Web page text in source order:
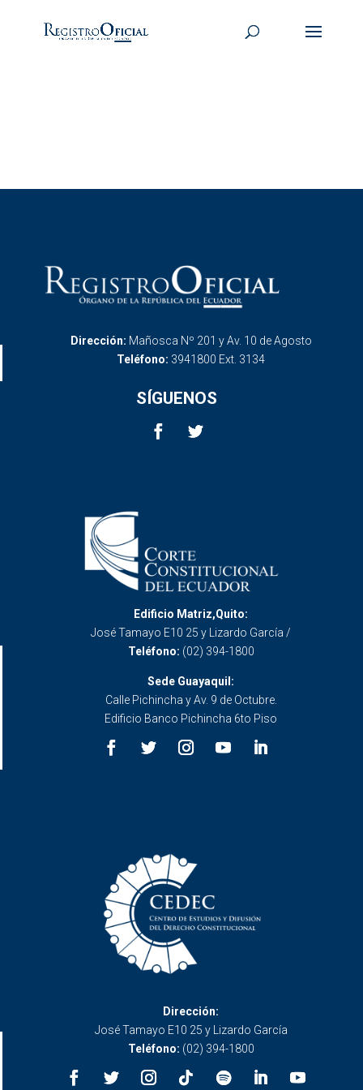
Dirección: Mañosca Nº 201 y Av. 10 de Agosto
Teléfono: 3941800 Ext. 3134
SÍGUENOS
Edificio Matriz,Quito:
José Tamayo E10 25 y Lizardo García /
Teléfono: (02) 394-1800
Sede Guayaquil:
Calle Pichincha y Av. 9 de Octubre.
Edificio Banco Pichincha 6to Piso
Dirección:
José Tamayo E10 25 y Lizardo García
Teléfono: (02) 394-1800